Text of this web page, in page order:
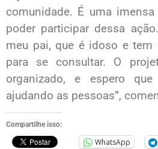
comunidade. É uma
poder participar dessa
meu pai, que é idoso e tem
para se consultar. O
organizado, e espero
ajudando as pessoas”,
Compartilhe isso:
WhatsApp